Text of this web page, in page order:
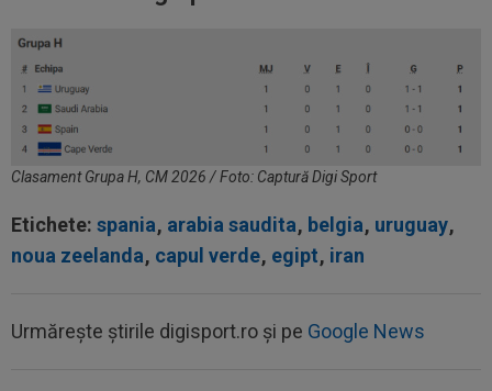
Clasament Grupa H, CM 2026 / Foto: Captură Digi Sport
Etichete: spania, arabia saudita, belgia, uruguay,
noua zeelanda, capul verde, egipt, iran
Urmărește știrile digisport.ro și pe Google News